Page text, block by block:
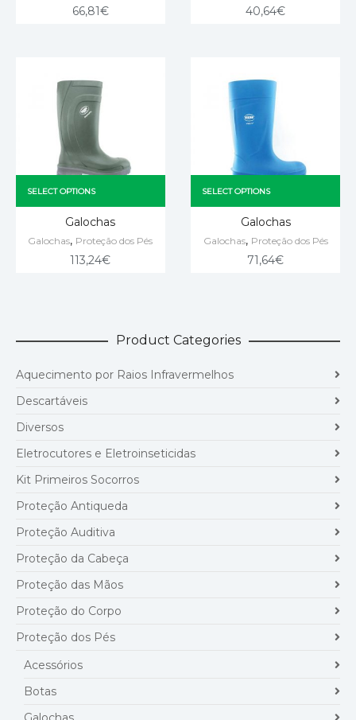
66,81€ 40,64€
SELECT OPTIONS
Galochas
Galochas, Proteção dos Pés
113,24€
SELECT OPTIONS
Galochas
Galochas, Proteção dos Pés
71,64€
Product Categories
Aquecimento por Raios Infravermelhos
Descartáveis
Diversos
Eletrocutores e Eletroinseticidas
Kit Primeiros Socorros
Proteção Antiqueda
Proteção Auditiva
Proteção da Cabeça
Proteção das Mãos
Proteção do Corpo
Proteção dos Pés
Acessórios
Botas